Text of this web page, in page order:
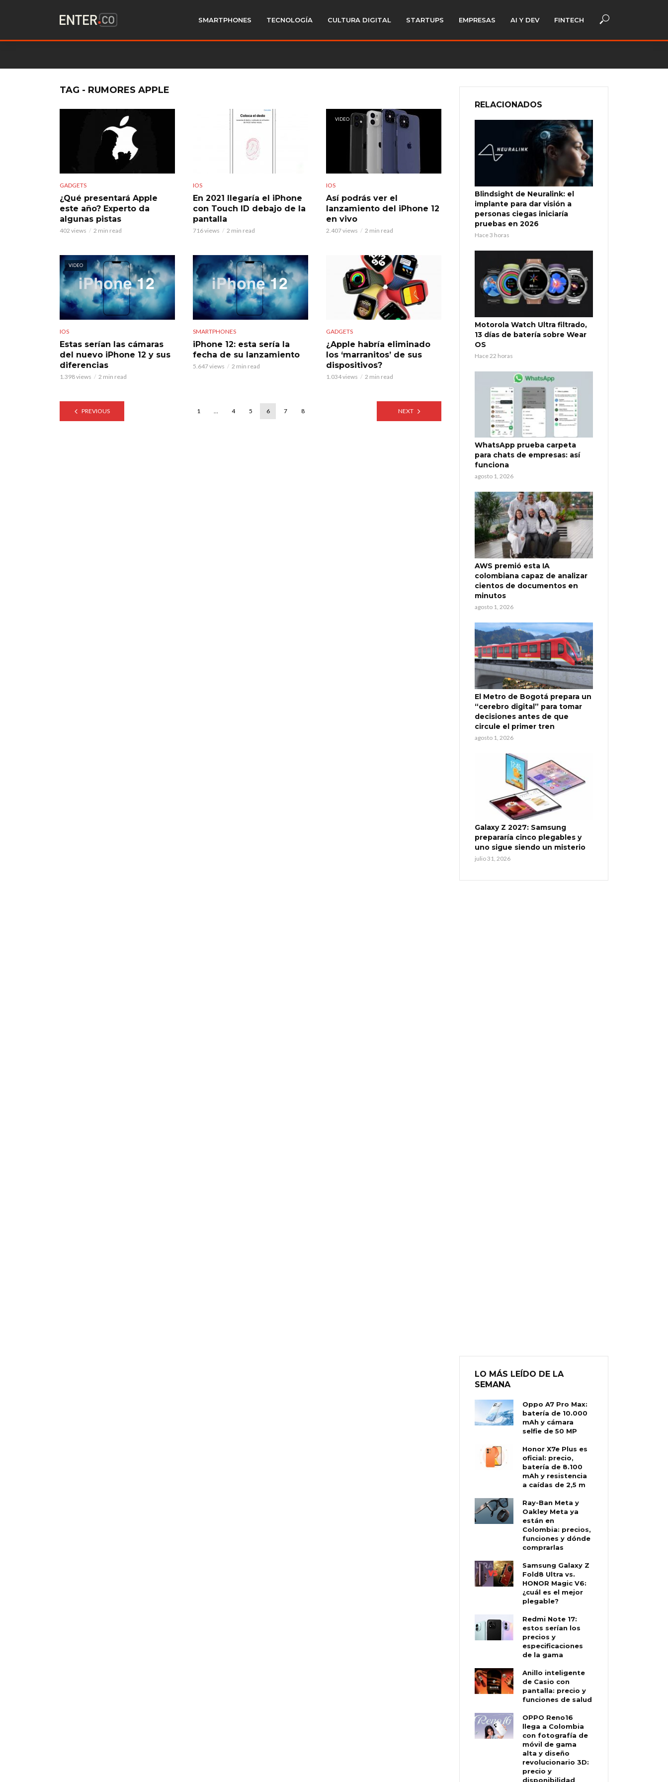
SMARTPHONES TECNOLOGÍA CULTURA DIGITAL STARTUPS EMPRESAS AI Y DEV FINTECH
TAG - RUMORES APPLE
GADGETS
¿Qué presentará Apple
este año? Experto da
algunas pistas
402 views 2 min read
IOS
En 2021 llegaría el iPhone
con Touch ID debajo de la
pantalla
716 views 2 min read
VIDEO
IOS
Así podrás ver el
lanzamiento del iPhone 12
en vivo
2.407 views 2 min read
VIDEO
IOS
Estas serían las cámaras
del nuevo iPhone 12 y sus
diferencias
1.398 views 2 min read
SMARTPHONES
iPhone 12: esta sería la
fecha de su lanzamiento
5.647 views 2 min read
GADGETS
¿Apple habría eliminado
los ‘marranitos’ de sus
dispositivos?
1.034 views 2 min read
PREVIOUS 1 … 4 5 6 7 8 NEXT
RELACIONADOS
Blindsight de Neuralink: el
implante para dar visión a
personas ciegas iniciaría
pruebas en 2026
Hace 3 horas
Motorola Watch Ultra filtrado,
13 días de batería sobre Wear
OS
Hace 22 horas
WhatsApp prueba carpeta
para chats de empresas: así
funciona
agosto 1, 2026
AWS premió esta IA
colombiana capaz de analizar
cientos de documentos en
minutos
agosto 1, 2026
El Metro de Bogotá prepara un
“cerebro digital” para tomar
decisiones antes de que
circule el primer tren
agosto 1, 2026
Galaxy Z 2027: Samsung
prepararía cinco plegables y
uno sigue siendo un misterio
julio 31, 2026
LO MÁS LEÍDO DE LA
SEMANA
Oppo A7 Pro Max:
batería de 10.000
mAh y cámara
selfie de 50 MP
Honor X7e Plus es
oficial: precio,
batería de 8.100
mAh y resistencia
a caídas de 2,5 m
Ray-Ban Meta y
Oakley Meta ya
están en
Colombia: precios,
funciones y dónde
comprarlas
Samsung Galaxy Z
Fold8 Ultra vs.
HONOR Magic V6:
¿cuál es el mejor
plegable?
Redmi Note 17:
estos serían los
precios y
especificaciones
de la gama
Anillo inteligente
de Casio con
pantalla: precio y
funciones de salud
OPPO Reno16
llega a Colombia
con fotografía de
móvil de gama
alta y diseño
revolucionario 3D:
precio y
disponibilidad